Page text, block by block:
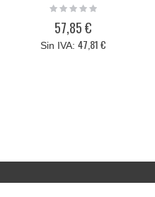
Rating:
57,85 €
47,81 €